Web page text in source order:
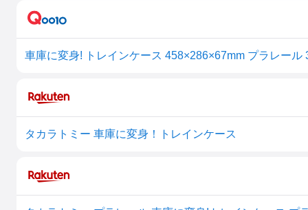
車庫に変身! トレインケース 458×286×67mm プラレール
タカラトミー 車庫に変身！トレインケース